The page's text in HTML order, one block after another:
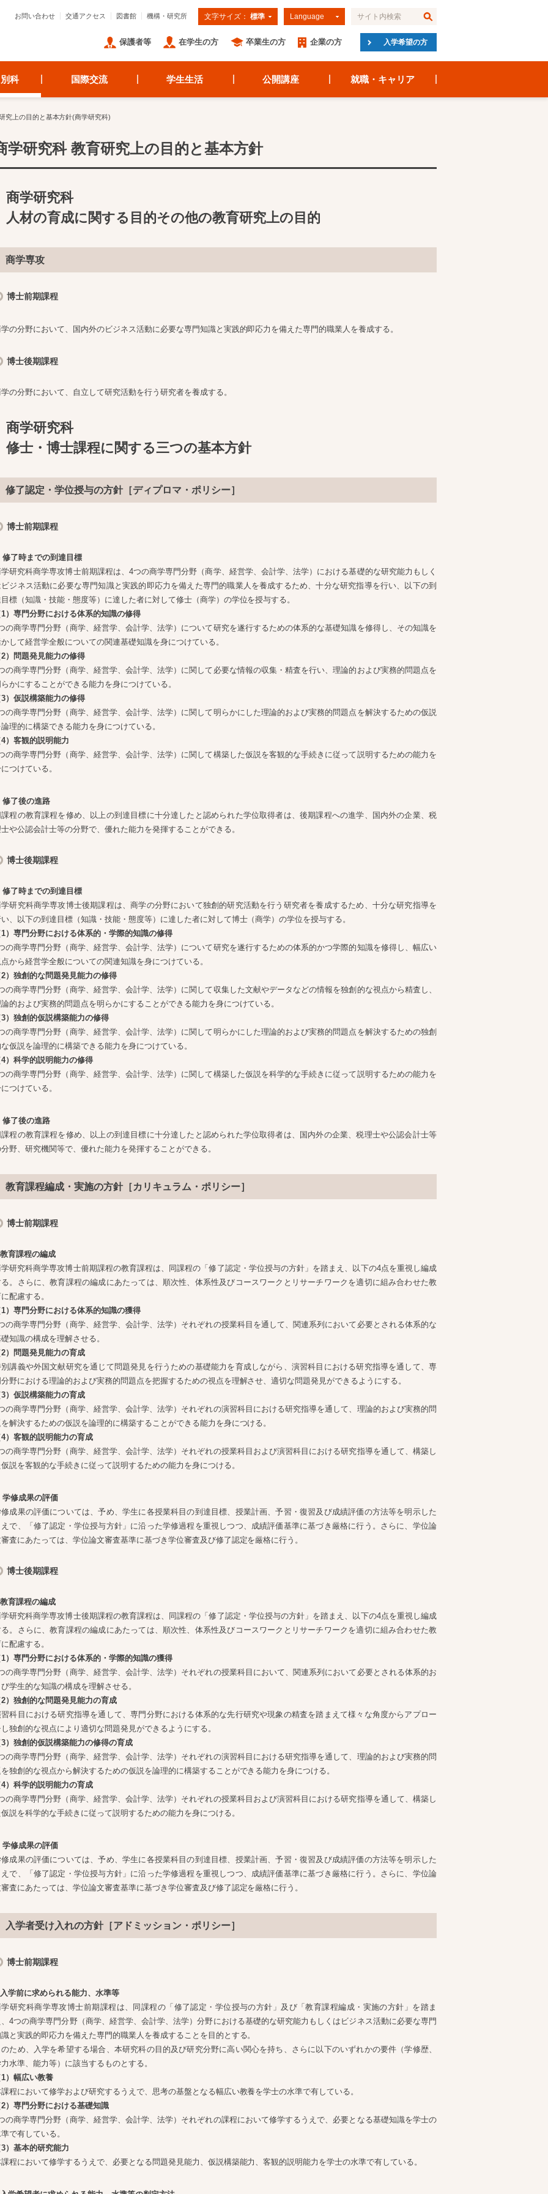
Language
文字サイズ： 標準
お問い合わせ 交通アクセス 図書館 機構・研究所
入学希望の方
保護者等 在学生の方 卒業生の方 企業の方
科 国際交流 学生生活 公開講座 就職・キャリア
究上の目的と基本方針(商学研究科)
学研究科 教育研究上の目的と基本方針
商学研究科
人材の育成に関する目的その他の教育研究上の目的
商学専攻
博士前期課程
の分野において、国内外のビジネス活動に必要な専門知識と実践的即応力を備えた専門的職業人を養成する。
博士後期課程
の分野において、自立して研究活動を行う研究者を養成する。
商学研究科
修士・博士課程に関する三つの基本方針
修了認定・学位授与の方針［ディプロマ・ポリシー］
博士前期課程
修了時までの到達目標
研究科商学専攻博士前期課程は、4つの商学専門分野（商学、経営学、会計学、法学）における基礎的な研究能力もしく
ジネス活動に必要な専門知識と実践的即応力を備えた専門的職業人を養成するため、十分な研究指導を行い、以下の到
標（知識・技能・態度等）に達した者に対して修士（商学）の学位を授与する。
）専門分野における体系的知識の修得
の商学専門分野（商学、経営学、会計学、法学）について研究を遂行するための体系的な基礎知識を修得し、その知識を
して経営学全般についての関連基礎知識を身につけている。
）問題発見能力の修得
の商学専門分野（商学、経営学、会計学、法学）に関して必要な情報の収集・精査を行い、理論的および実務的問題点を
かにすることができる能力を身につけている。
）仮説構築能力の修得
の商学専門分野（商学、経営学、会計学、法学）に関して明らかにした理論的および実務的問題点を解決するための仮説
理的に構築できる能力を身につけている。
）客観的説明能力
の商学専門分野（商学、経営学、会計学、法学）に関して構築した仮説を客観的な手続きに従って説明するための能力を
つけている。
修了後の進路
程の教育課程を修め、以上の到達目標に十分達したと認められた学位取得者は、後期課程への進学、国内外の企業、税
や公認会計士等の分野で、優れた能力を発揮することができる。
博士後期課程
修了時までの到達目標
研究科商学専攻博士後期課程は、商学の分野において独創的研究活動を行う研究者を養成するため、十分な研究指導を
、以下の到達目標（知識・技能・態度等）に達した者に対して博士（商学）の学位を授与する。
）専門分野における体系的・学際的知識の修得
の商学専門分野（商学、経営学、会計学、法学）について研究を遂行するための体系的かつ学際的知識を修得し、幅広い
から経営学全般についての関連知識を身につけている。
）独創的な問題発見能力の修得
の商学専門分野（商学、経営学、会計学、法学）に関して収集した文献やデータなどの情報を独創的な視点から精査し、
的および実務的問題点を明らかにすることができる能力を身につけている。
）独創的仮説構築能力の修得
の商学専門分野（商学、経営学、会計学、法学）に関して明らかにした理論的および実務的問題点を解決するための独創
仮説を論理的に構築できる能力を身につけている。
）科学的説明能力の修得
の商学専門分野（商学、経営学、会計学、法学）に関して構築した仮説を科学的な手続きに従って説明するための能力を
つけている。
修了後の進路
程の教育課程を修め、以上の到達目標に十分達したと認められた学位取得者は、国内外の企業、税理士や公認会計士等
野、研究機関等で、優れた能力を発揮することができる。
教育課程編成・実施の方針［カリキュラム・ポリシー］
博士前期課程
育課程の編成
研究科商学専攻博士前期課程の教育課程は、同課程の「修了認定・学位授与の方針」を踏まえ、以下の4点を重視し編成
。さらに、教育課程の編成にあたっては、順次性、体系性及びコースワークとリサーチワークを適切に組み合わせた教
配慮する。
）専門分野における体系的知識の獲得
の商学専門分野（商学、経営学、会計学、法学）それぞれの授業科目を通して、関連系列において必要とされる体系的な
知識の構成を理解させる。
）問題発見能力の育成
講義や外国文献研究を通じて問題発見を行うための基礎能力を育成しながら、演習科目における研究指導を通して、専
野における理論的および実務的問題点を把握するための視点を理解させ、適切な問題発見ができるようにする。
）仮説構築能力の育成
の商学専門分野（商学、経営学、会計学、法学）それぞれの演習科目における研究指導を通して、理論的および実務的問
解決するための仮説を論理的に構築することができる能力を身につける。
）客観的説明能力の育成
の商学専門分野（商学、経営学、会計学、法学）それぞれの授業科目および演習科目における研究指導を通して、構築し
説を客観的な手続きに従って説明するための能力を身につける。
学修成果の評価
成果の評価については、予め、学生に各授業科目の到達目標、授業計画、予習・復習及び成績評価の方法等を明示した
で、「修了認定・学位授与方針」に沿った学修過程を重視しつつ、成績評価基準に基づき厳格に行う。さらに、学位論
査にあたっては、学位論文審査基準に基づき学位審査及び修了認定を厳格に行う。
博士後期課程
育課程の編成
研究科商学専攻博士後期課程の教育課程は、同課程の「修了認定・学位授与の方針」を踏まえ、以下の4点を重視し編成
。さらに、教育課程の編成にあたっては、順次性、体系性及びコースワークとリサーチワークを適切に組み合わせた教
配慮する。
）専門分野における体系的・学際的知識の獲得
の商学専門分野（商学、経営学、会計学、法学）それぞれの授業科目において、関連系列において必要とされる体系的お
学生的な知識の構成を理解させる。
）独創的な問題発見能力の育成
科目における研究指導を通して、専門分野における体系的な先行研究や現象の精査を踏まえて様々な角度からアプロー
独創的な視点により適切な問題発見ができるようにする。
）独創的仮説構築能力の修得の育成
の商学専門分野（商学、経営学、会計学、法学）それぞれの演習科目における研究指導を通して、理論的および実務的問
独創的な視点から解決するための仮説を論理的に構築することができる能力を身につける。
）科学的説明能力の育成
の商学専門分野（商学、経営学、会計学、法学）それぞれの授業科目および演習科目における研究指導を通して、構築し
説を科学的な手続きに従って説明するための能力を身につける。
学修成果の評価
成果の評価については、予め、学生に各授業科目の到達目標、授業計画、予習・復習及び成績評価の方法等を明示した
で、「修了認定・学位授与方針」に沿った学修過程を重視しつつ、成績評価基準に基づき厳格に行う。さらに、学位論
査にあたっては、学位論文審査基準に基づき学位審査及び修了認定を厳格に行う。
入学者受け入れの方針［アドミッション・ポリシー］
博士前期課程
学前に求められる能力、水準等
学研究科商学専攻博士前期課程は、同課程の「修了認定・学位授与の方針」及び「教育課程編成・実施の方針」を踏ま
4つの商学専門分野（商学、経営学、会計学、法学）分野における基礎的な研究能力もしくはビジネス活動に必要な専門
と実践的即応力を備えた専門的職業人を養成することを目的とする。
ため、入学を希望する場合、本研究科の目的及び研究分野に高い関心を持ち、さらに以下のいずれかの要件（学修歴、
水準、能力等）に該当するものとする。
）幅広い教養
程において修学および研究するうえで、思考の基盤となる幅広い教養を学士の水準で有している。
）専門分野における基礎知識
の商学専門分野（商学、経営学、会計学、法学）それぞれの課程において修学するうえで、必要となる基礎知識を学士の
で有している。
）基本的研究能力
程において修学するうえで、必要となる問題発見能力、仮説構築能力、客観的説明能力を学士の水準で有している。